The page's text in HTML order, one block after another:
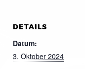
DETAILS
Datum:
3. Oktober 2024